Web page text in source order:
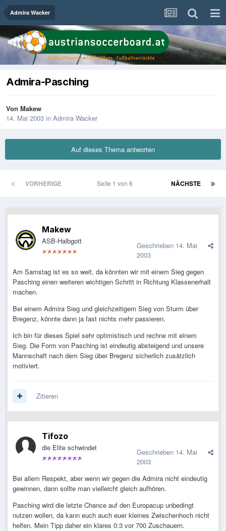
Admira Wacker
Admira-Pasching
Von Makew
14. Mai 2003 in Admira Wacker
Auf dieses Thema antworten
VORHERIGE NÄCHSTE
Seite 1 von 6
Makew
ASB-Halbgott Geschrieben 14. Mai
2003
Am Samstag ist es so weit, da könnten wir mit einem Sieg gegen
Pasching einen weiteren wichtigen Schritt in Richtung Klassenerhalt
machen.
Bei einem Admira Sieg und gleichzeitigem Sieg von Sturm über
Bregenz, könnte dann ja fast nichts mehr passieren.
Ich bin für dieses Spiel sehr optimistisch und rechne mit einem
Sieg. Die Form von Pasching ist eindeutig absteigend und unsere
Mannschaft nach dem Sieg über Bregenz sicherlich zusätzlich
motiviert.
Zitieren
Tifozo
die Elite schwindet Geschrieben 14. Mai
2003
Bei allem Respekt, aber wenn wir gegen die Admira nicht eindeutig
gewinnen, dann sollte man vielleicht gleich aufhören.
Pasching wird die letzte Chance auf den Europacup unbedingt
nutzen wollen, da kann euch auch euer kleines Zwischenhoch nicht
helfen. Mein Tipp daher ein klares 0:3 vor 700 Zuschauern.